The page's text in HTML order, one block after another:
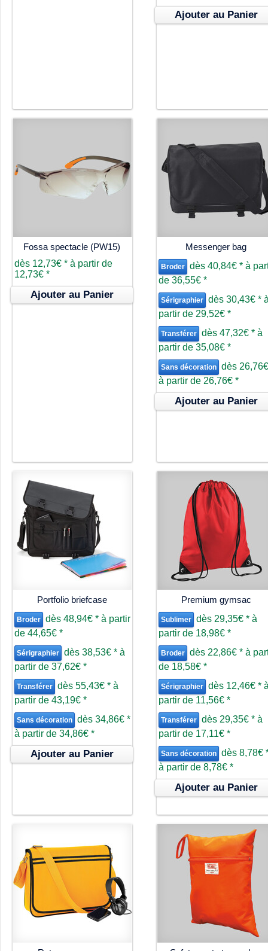
Ajouter au Panier
Fossa spectacle (PW15)
dès 12,73€ * à partir de
12,73€ *
Ajouter au Panier
Messenger bag
Broder dès 40,84€ * à
de 36,55€ *
Sérigraphier dès 30,43€ *
partir de 29,52€ *
Transférer dès 47,32€ * à
partir de 35,08€ *
Sans décoration dès
à partir de 26,76€ *
Ajouter au Panier
Portfolio briefcase
Broder dès 48,94€ * à partir
de 44,65€ *
Sérigraphier dès 38,53€ * à
partir de 37,62€ *
Transférer dès 55,43€ * à
partir de 43,19€ *
Sans décoration dès 34,86€ *
à partir de 34,86€ *
Ajouter au Panier
Premium gymsac
Sublimer dès 29,35€ * à
partir de 18,98€ *
Broder dès 22,86€ * à
de 18,58€ *
Sérigraphier dès 12,46€ *
partir de 11,56€ *
Transférer dès 29,35€ * à
partir de 17,11€ *
Sans décoration dès 8,78€
à partir de 8,78€ *
Ajouter au Panier